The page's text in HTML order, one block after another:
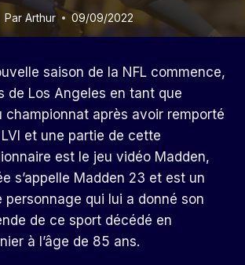
Par Arthur 09/09/2022
saison de la NFL commence,
de Los Angeles en tant que
championnat après avoir remporté
LVI et une partie de cette
est le jeu vidéo Madden,
s’appelle Madden 23 et est un
personnage qui lui a donné son
de ce sport décédé en
à l’âge de 85 ans.